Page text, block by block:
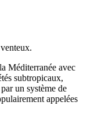
Méditerranée avec
subtropicaux,
un système de
appelées